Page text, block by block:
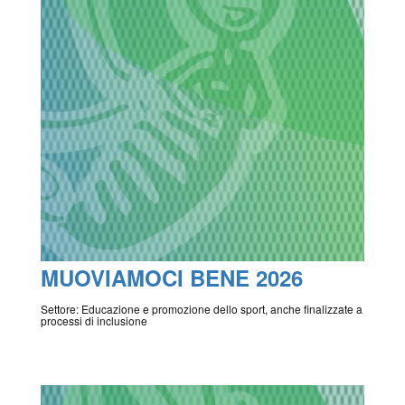
MUOVIAMOCI BENE 2026
Settore: Educazione e promozione dello sport, anche finalizzate a
processi di inclusione